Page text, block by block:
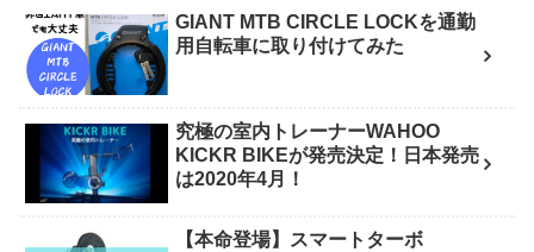
GIANT MTB CIRCLE LOCKを通勤
用自転車に取り付けてみた
究極の室内トレーナーWAHOO
KICKR BIKEが発売決定！日本発売
は2020年4月！
【本命登場】スマートターボ